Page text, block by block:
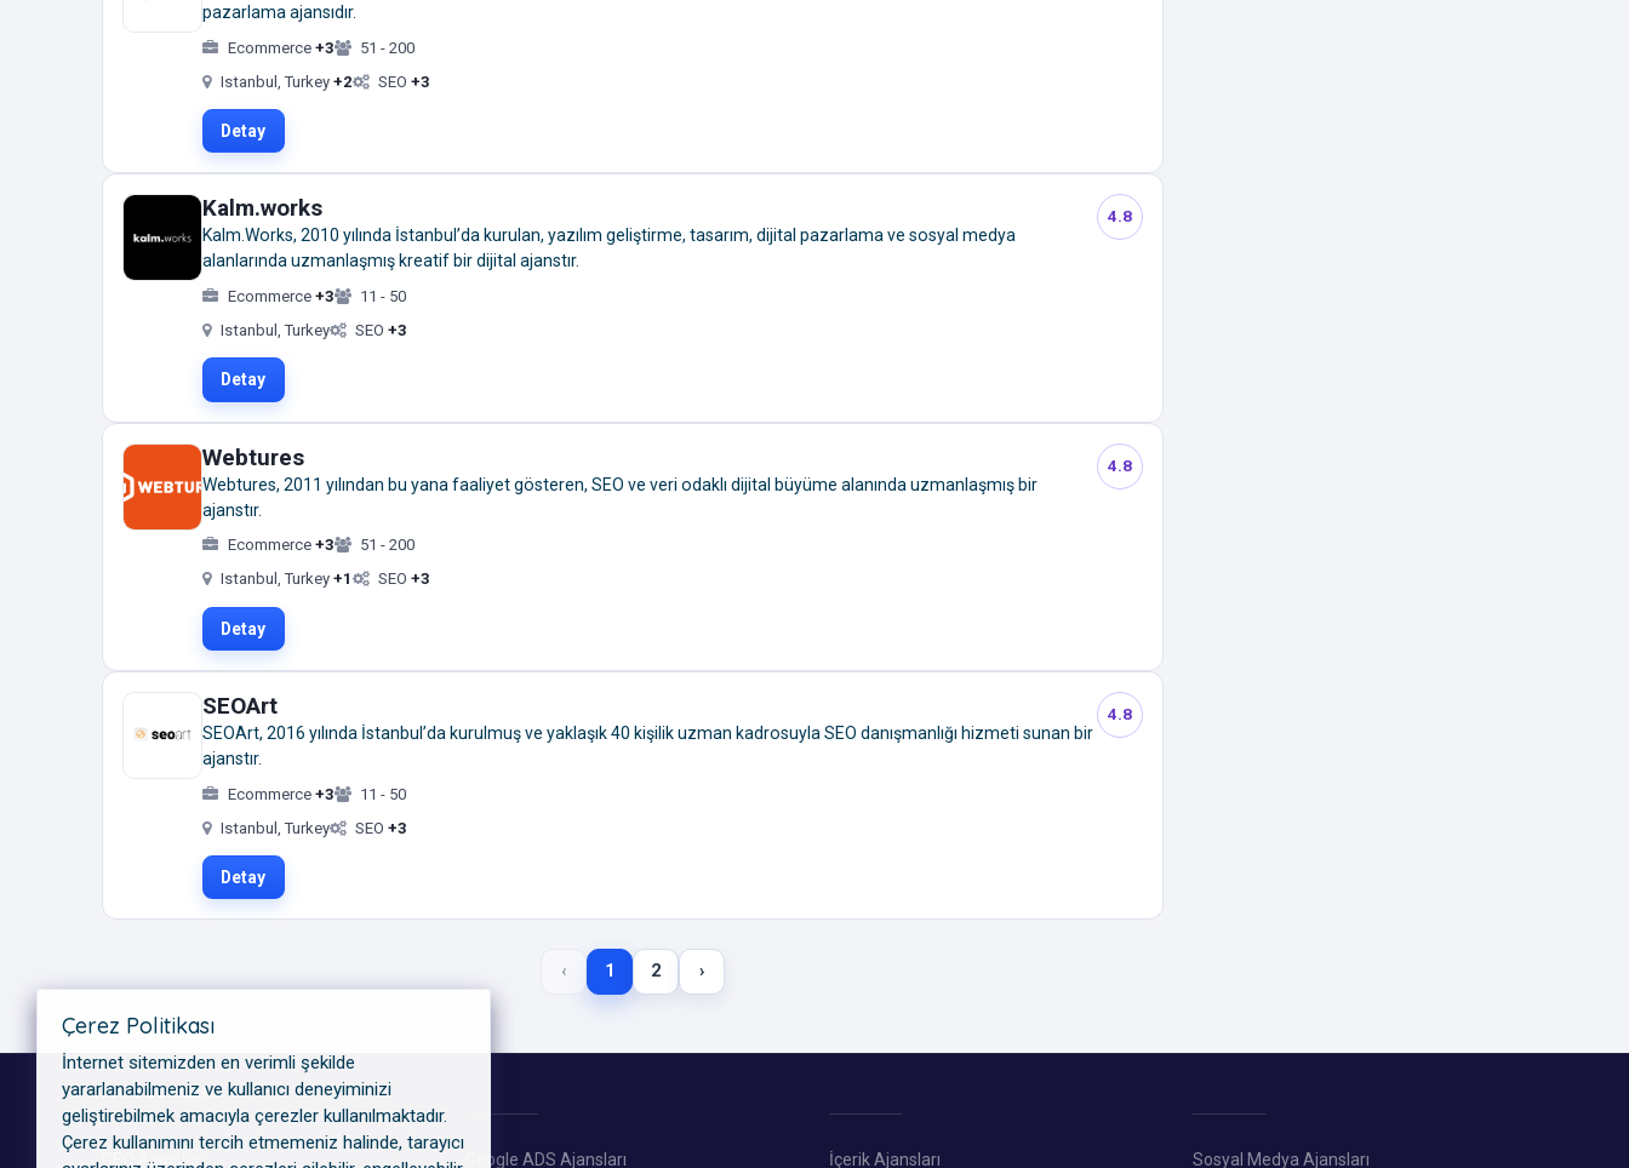
pazarlama ajansıdır.
Ecommerce +3
51 - 200
Istanbul, Turkey +2 SEO+3
Detay
Kalm.works
Kalm.Works, 2010 yılında İstanbul’da kurulan, yazılım geliştirme, tasarım, dijital pazarlama ve sosyal medya
alanlarında uzmanlaşmış kreatif bir dijital ajanstır.
Ecommerce +3
11 - 50
Istanbul, Turkey
SEO+3
Detay
4.8
Webtures
Webtures, 2011 yılından bu yana faaliyet gösteren, SEO ve veri odaklı dijital büyüme alanında uzmanlaşmış bir
ajanstır.
Ecommerce +3
51 - 200
Istanbul, Turkey +1 SEO+3
Detay
4.8
SEOArt
SEOArt, 2016 yılında İstanbul’da kurulmuş ve yaklaşık 40 kişilik uzman kadrosuyla SEO danışmanlığı hizmeti sunan bir
ajanstır.
Ecommerce +3
11 - 50
Istanbul, Turkey
SEO+3
Detay
4.8
‹ 1 2 ›
KATEGORILER
GEO Ajansları Google ADS Ajansları İçerik Ajansları Sosyal Medya Ajansları
Çerez Politikası
İnternet sitemizden en verimli şekilde
yararlanabilmeniz ve kullanıcı deneyiminizi
geliştirebilmek amacıyla çerezler kullanılmaktadır.
Çerez kullanımını tercih etmemeniz halinde, tarayıcı